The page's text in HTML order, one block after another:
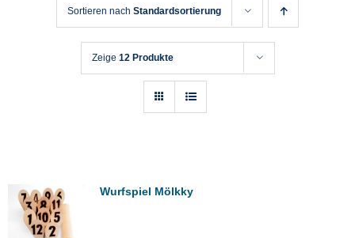
Sortieren nach Standardsortierung
Zeige 12 Produkte
Wurfspiel Mölkky